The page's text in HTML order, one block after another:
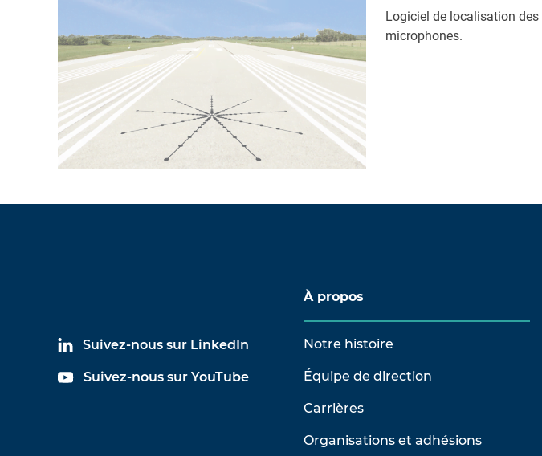
Logiciel de localisation
microphones.
Suivez-nous sur LinkedIn
Suivez-nous sur YouTube
À propos
Notre histoire
Équipe de direction
Carrières
Organisations et adhésions